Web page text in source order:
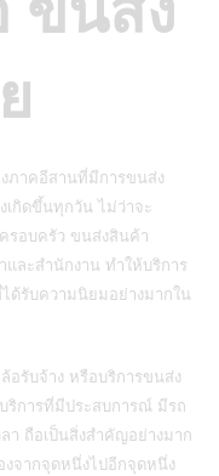
ภาคอีสานที่มีการขนส่ง
เกิดขึ้นทุกวัน ไม่ว่าจะ
รอบครัว ขนส่งสินค้า
ละสำนักงาน ทำให้บริการ
ได้รับความนิยมอย่างมากใน
อรับจ้าง หรือบริการขนส่ง
ริการที่มีประสบการณ์ มีรถ
า ถือเป็นสิ่งสำคัญอย่างมาก
งจากจุดหนึ่งไปอีกจุดหนึ่ง